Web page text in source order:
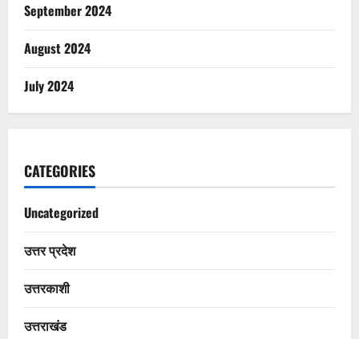
September 2024
August 2024
July 2024
CATEGORIES
Uncategorized
उत्तर प्रदेश
उत्तरकाशी
उत्तराखंड